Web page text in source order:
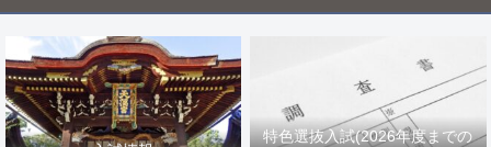
特色選抜入試(2026年度までの